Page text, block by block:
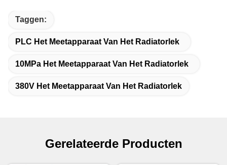
Taggen:
PLC Het Meetapparaat Van Het Radiatorlek
10MPa Het Meetapparaat Van Het Radiatorlek
380V Het Meetapparaat Van Het Radiatorlek
Gerelateerde Producten